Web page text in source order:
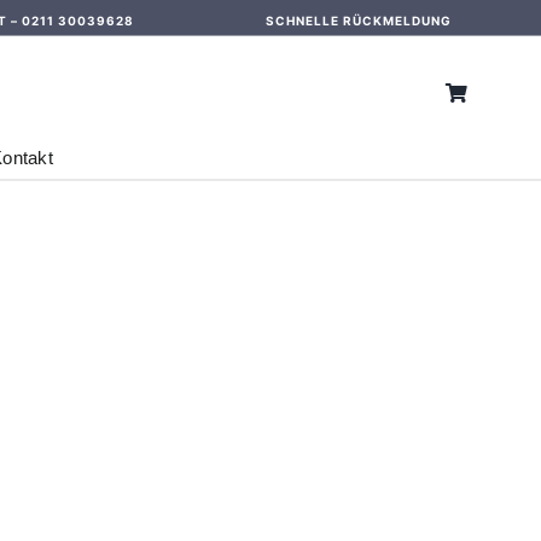
– 0211 30039628 SCHNELLE RÜCKMELDUNG